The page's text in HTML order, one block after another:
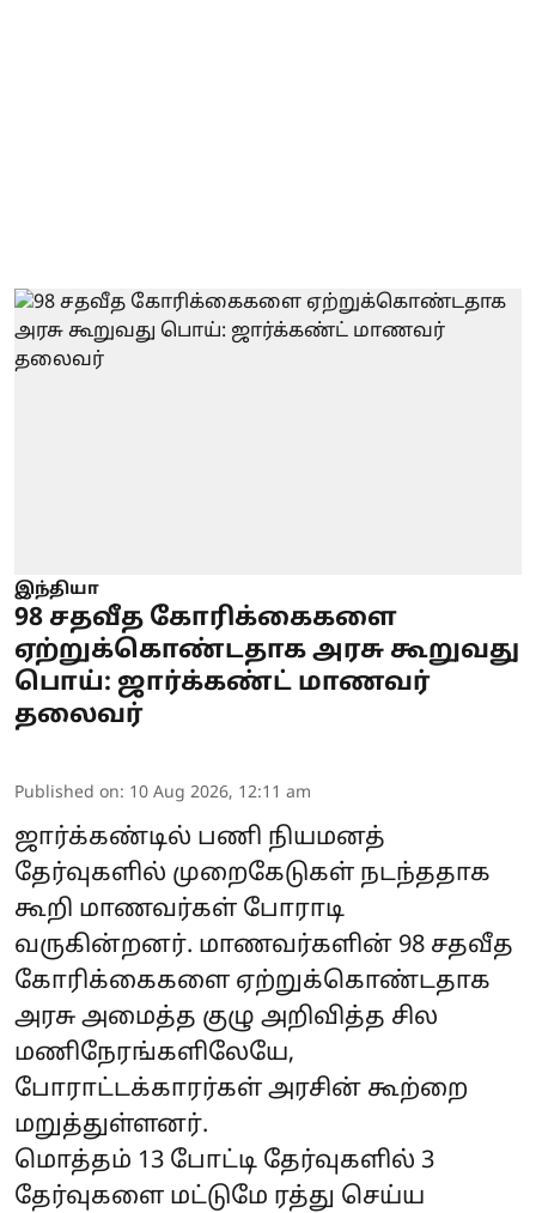
இந்தியா
98 சதவீத கோரிக்கைகளை
ஏற்றுக்கொண்டதாக அரசு கூறுவது
பொய்: ஜார்க்கண்ட் மாணவர்
தலைவர்
Published on: 10 Aug 2026, 12:11 am
ஜார்க்கண்டில் பணி நியமனத்
தேர்வுகளில் முறைகேடுகள் நடந்ததாக
கூறி மாணவர்கள் போராடி
வருகின்றனர். மாணவர்களின் 98 சதவீத
கோரிக்கைகளை ஏற்றுக்கொண்டதாக
அரசு அமைத்த குழு அறிவித்த சில
மணிநேரங்களிலேயே,
போராட்டக்காரர்கள் அரசின் கூற்றை
மறுத்துள்ளனர்.
மொத்தம் 13 போட்டி தேர்வுகளில் 3
தேர்வுகளை மட்டுமே ரத்து செய்ய